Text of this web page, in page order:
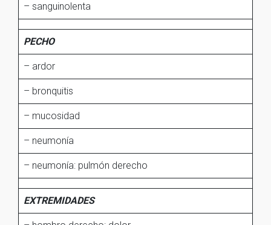
– sanguinolenta
PECHO
– ardor
– bronquitis
– mucosidad
– neumonía
– neumonía: pulmón derecho
EXTREMIDADES